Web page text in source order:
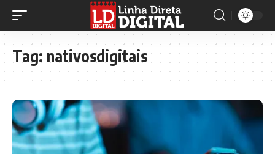
Tag: nativosdigitais